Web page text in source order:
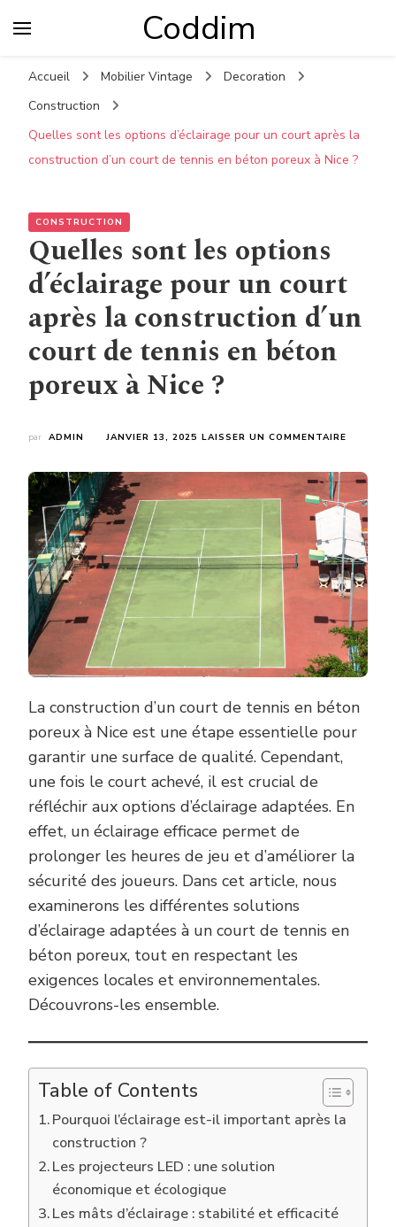
Coddim
Accueil Mobilier Vintage
Decoration
Construction
Quelles sont les options d’éclairage pour un court après la
construction d’un court de tennis en béton poreux à Nice ?
CONSTRUCTION
Quelles sont les options
d’éclairage pour un court
après la construction d’un
court de tennis en béton
poreux à Nice ?
par ADMIN JANVIER 13, 2025 LAISSER UN COMMENTAIRE
LES
OPTIONS
POUR
UN
COURT
APRÈS
LA
D’UN
COURT
DE
TENNIS
BÉTON
À
La construction d’un court de tennis en béton
poreux à Nice est une étape essentielle pour
garantir une surface de qualité. Cependant,
une fois le court achevé, il est crucial de
réfléchir aux options d’éclairage adaptées. En
effet, un éclairage efficace permet de
prolonger les heures de jeu et d’améliorer la
sécurité des joueurs. Dans cet article, nous
examinerons les différentes solutions
d’éclairage adaptées à un court de tennis en
béton poreux, tout en respectant les
exigences locales et environnementales.
Découvrons-les ensemble.
Table of Contents
Pourquoi l’éclairage est-il important après la
construction ?
Les projecteurs LED : une solution
économique et écologique
Les mâts d’éclairage : stabilité et efficacité